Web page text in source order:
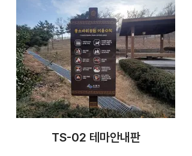
TS-02 테마안내판